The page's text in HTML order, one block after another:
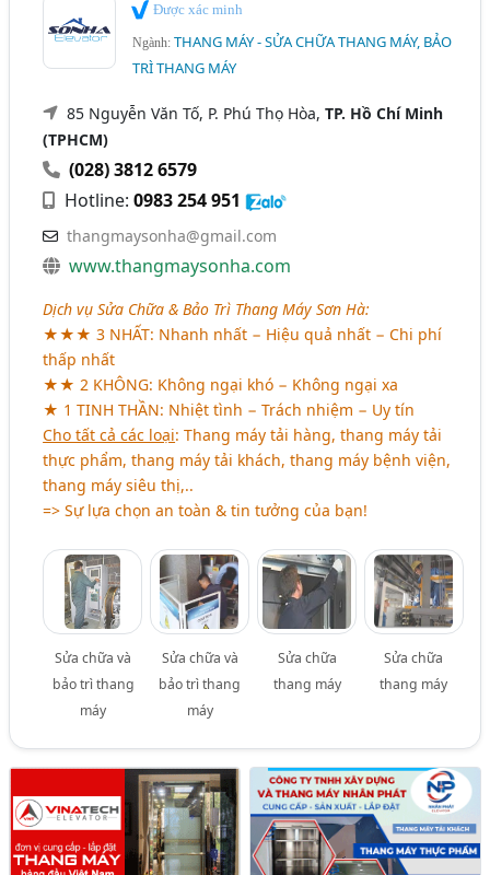
Thừa Thiên Huế
TP. Cần Thơ
Bình Định Hải Dương
Long An
Được xác minh
Ngành:THANG MÁY - SỬA CHỮA THANG MÁY, BẢO
TRÌ THANG MÁY
85 Nguyễn Văn Tố, P. Phú Thọ Hòa,TP. Hồ Chí Minh
(TPHCM)
(028) 3812 6579
Hotline:0983 254 951
thangmaysonha@gmail.com
www.thangmaysonha.com
Dịch vụ Sửa Chữa & Bảo Trì Thang Máy Sơn Hà:
★★★ 3 NHẤT: Nhanh nhất − Hiệu quả nhất − Chi phí
thấp nhất
★★ 2 KHÔNG: Không ngại khó − Không ngại xa
★ 1 TINH THẦN: Nhiệt tình − Trách nhiệm − Uy tín
Cho tất cả các loại: Thang máy tải hàng, thang máy tải
thực phẩm, thang máy tải khách, thang máy bệnh viện,
thang máy siêu thị,..
=> Sự lựa chọn an toàn & tin tưởng của bạn!
Sửa chữa và
bảo trì thang
máy
Sửa chữa và
bảo trì thang
máy
Sửa chữa
thang máy
Sửa chữa
thang máy